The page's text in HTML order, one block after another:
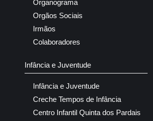
Organograma
Orgãos Sociais
Irmãos
Colaboradores
Infância e Juventude
Infância e Juventude
Creche Tempos de Infância
Centro Infantil Quinta dos Pardais